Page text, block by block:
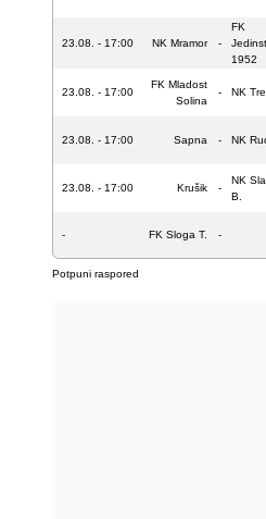
23.08. - 17:00 NK Mramor -
FK
1952
23.08. - 17:00
FK Mladost
Solina
- NK
23.08. - 17:00 Sapna - NK
23.08. - 17:00 Krušik -
NK
B.
- FK Sloga T. -
Potpuni raspored